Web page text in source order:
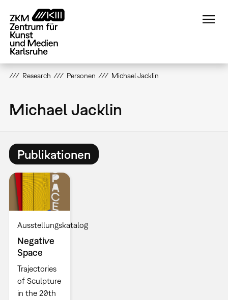
zum
Inhalt
Research Personen Michael Jacklin
Michael Jacklin
Publikationen
Ausstellungskatalog
Negative
Space
Trajectories
of Sculpture
in the 20th